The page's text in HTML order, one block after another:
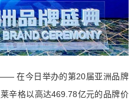
在今日举办的第20届亚洲品牌
辛格以高达469.78亿元的品牌价